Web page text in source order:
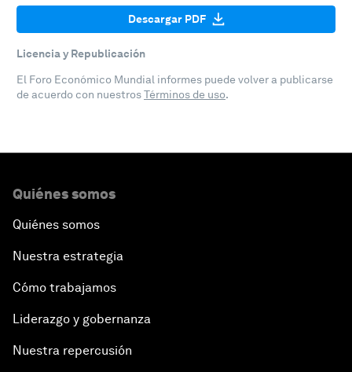
Descargar PDF
Licencia y Republicación
El Foro Económico Mundial informes puede volver a publicarse
de acuerdo con nuestrosTérminos de uso.
Quiénes somos
Quiénes somos
Nuestra estrategia
Cómo trabajamos
Liderazgo y gobernanza
Nuestra repercusión